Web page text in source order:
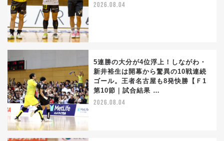
2026.08.04
5連勝の大分が4位浮上！しながわ・
新井裕生は開幕から驚異の10戦連続
ゴール。王者名古屋も8発快勝【Ｆ1
第10節｜試合結果 …
2026.08.04